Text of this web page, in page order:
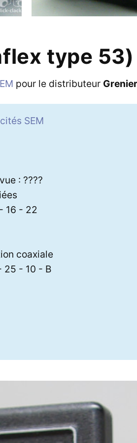
type 53)
pour le distributeur Grenier
SEM
: ????
16 - 22
coaxiale
25 - 10 - B